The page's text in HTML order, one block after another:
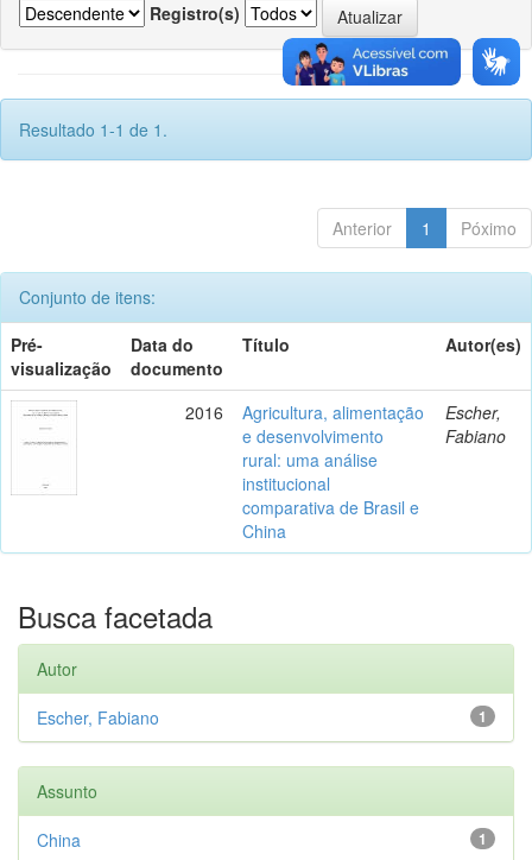
Registro(s)
Resultado 1-1 de 1.
Anterior 1 Póximo
Conjunto de itens:
Pré-
visualização
Data do
documento
Título Autor(es)
2016
Agricultura, alimentação
e desenvolvimento
rural: uma análise
institucional
comparativa de Brasil e
China
Escher,
Fabiano
Busca facetada
Autor
1
Escher, Fabiano
Assunto
1
China